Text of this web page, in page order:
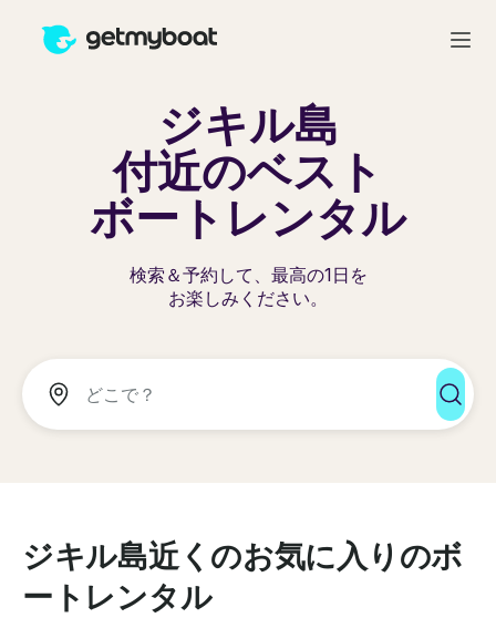
ジキル島
付近のベスト
ボートレンタル
検索＆予約して、最高の1日を
お楽しみください。
ジキル島近くのお気に入りのボ
ートレンタル